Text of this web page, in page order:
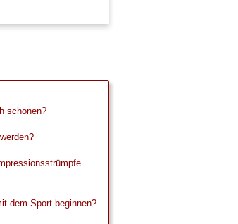
schonen?
dem Sport beginnen?